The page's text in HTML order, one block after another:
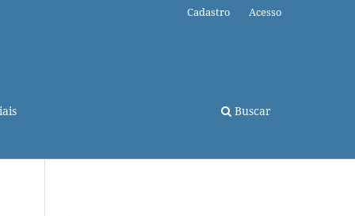
Buscar
Cadastro Acesso